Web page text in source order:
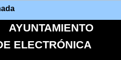
AYUNTAMIENTO
ELECTRÓNICA